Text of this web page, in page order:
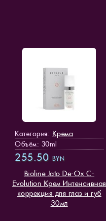
Категория: Крема
Объём: 30ml
255.50 BYN
Bioline Jato De-Ox C-
Evolution Крем Интенсивная
коррекция для глаз и губ
30мл